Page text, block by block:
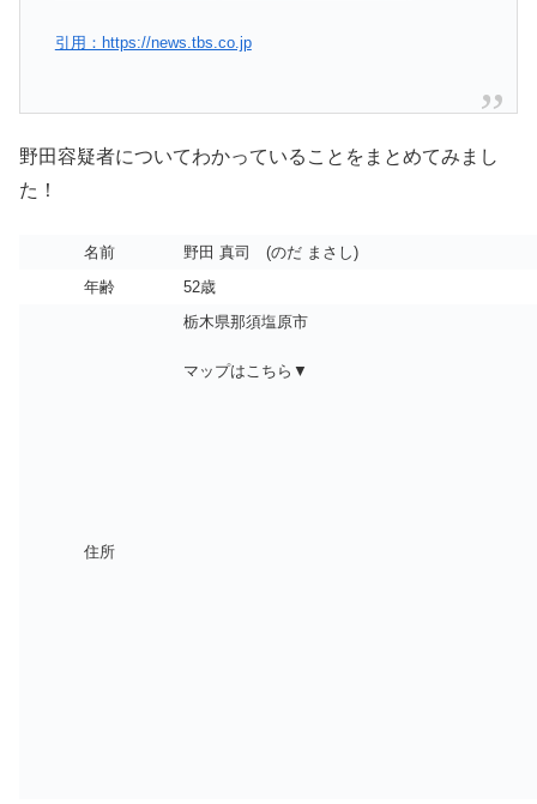
引用：https://news.tbs.co.jp
野田容疑者についてわかっていることをまとめてみまし
た！
名前
野田 真司 (のだ まさし)
年齢
52歳
住所
栃木県那須塩原市
マップはこちら▼